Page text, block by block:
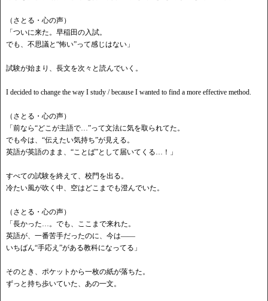
（さとる・心の声）
「ついに来た。早稲田の入試。
でも、不思議と“怖い”って感じはない」
試験が始まり、 長文を次々と読んでいく。
I decided to change the way I study / because I wanted to find a more effective method.
（さとる・心の声）
「前なら“どこが主語で…”って文法に気を取られてた。
でも今は、 “伝えたい気持ち”が見える。
英語が英語のまま、 “ことば”として届いてくる…！」
すべての試験を終えて、校門を出る。
冷たい風が吹く中、空はどこまでも澄んでいた。
（さとる・心の声）
「長かった …。でも、ここまで来れた。
英語が、一番苦手だったのに、今は——
いちばん“手応え”がある教科になってる」
そのとき、ポケットから一枚の紙が落ちた。
ずっと持ち歩いていた、あの一文。